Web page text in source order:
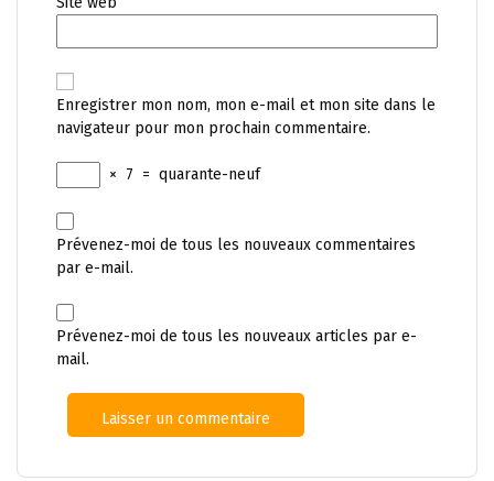
Enregistrer mon nom, mon e-mail et mon site dans le
navigateur pour mon prochain commentaire.
× 7 = quarante-neuf
Prévenez-moi de tous les nouveaux commentaires
par e-mail.
Prévenez-moi de tous les nouveaux articles par e-
mail.